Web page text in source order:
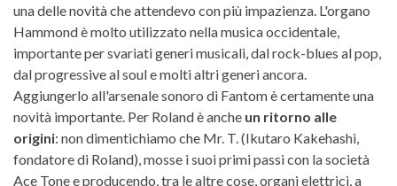
una delle novità che attendevo con più impazienza. L'organo
Hammond è molto utilizzato nella musica occidentale,
importante per svariati generi musicali, dal rock-blues al pop,
dal progressive al soul e molti altri generi ancora.
Aggiungerlo all'arsenale sonoro di Fantom è certamente una
novità importante. Per Roland è anche un ritorno alle
origini: non dimentichiamo che Mr. T. (Ikutaro Kakehashi,
fondatore di Roland), mosse i suoi primi passi con la società
Ace Tone e producendo, tra le altre cose, organi elettrici, a